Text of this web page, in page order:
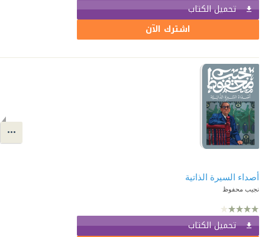
تحميل الكتاب
اشترك الآن
أصداء السيرة الذاتية
نجيب محفوظ
تحميل الكتاب